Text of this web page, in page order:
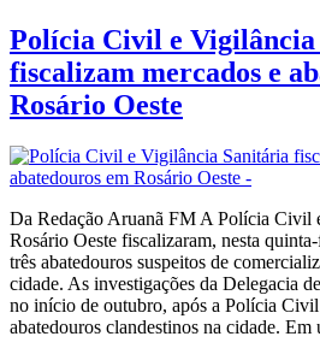
Polícia Civil e
fiscalizam mercados e
Rosário Oeste
Da Redação Aruanã FM A Polícia Civil
Rosário Oeste fiscalizaram, nesta
três abatedouros suspeitos de
cidade. As investigações da Delegacia
no início de outubro, após a Polícia Civil
abatedouros clandestinos na cidade.